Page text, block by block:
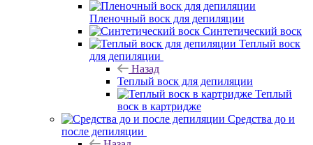
Пленочный воск для депиляции
Синтетический воск
Теплый воск
для депиляции
Назад
Теплый воск для депиляции
Теплый
воск в картридже
Средства до и
после депиляции